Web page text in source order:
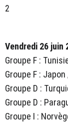
2
Vendredi 26 juin
Groupe F :
Groupe F :
Groupe D :
Groupe D :
Groupe I :